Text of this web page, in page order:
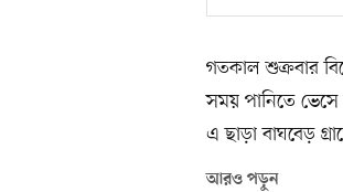
গতকাল শুক্রবার
সময় পানিতে ভেসে
এ ছাড়া বাঘবেড়
আরও পড়ুন